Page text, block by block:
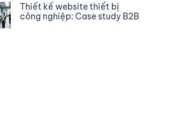
Thiết kế website thiết bị
công nghiệp: Case study B2B